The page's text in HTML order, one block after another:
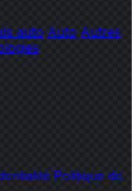
auto Auto Autres
Politique de